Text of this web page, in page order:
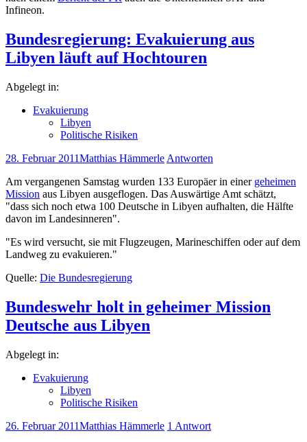
Infineon.
Bundesregierung: Evakuierung aus
Libyen läuft auf Hochtouren
Abgelegt in:
Evakuierung
Libyen
Politische Risiken
28. Februar 2011Matthias Hämmerle Antworten
Am vergangenen Samstag wurden 133 Europäer in einer geheimen
Mission aus Libyen ausgeflogen. Das Auswärtige Amt schätzt,
"dass sich noch etwa 100 Deutsche in Libyen aufhalten, die Hälfte
davon im Landesinneren".
"Es wird versucht, sie mit Flugzeugen, Marineschiffen oder auf dem
Landweg zu evakuieren."
Quelle: Die Bundesregierung
Bundeswehr holt in geheimer Mission
Deutsche aus Libyen
Abgelegt in:
Evakuierung
Libyen
Politische Risiken
26. Februar 2011Matthias Hämmerle 1 Antwort